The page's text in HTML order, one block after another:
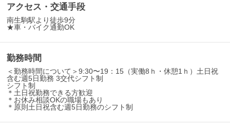
アクセス・交通手段
南生駒駅より徒歩9分
★車・バイク通勤OK
勤務時間
＜勤務時間について＞9:30〜19：15（実働8ｈ・休憩1ｈ）土日祝
含む週5日勤務 3交代シフト制
シフト制
＊土日祝勤務できる方歓迎
＊お休み相談OKの職場もあり
＊原則土日祝含む週5日勤務のシフト制